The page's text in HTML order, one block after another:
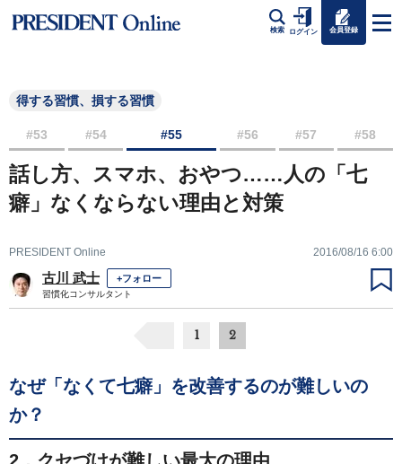
検索 ログイン 会員登録
得する習慣、損する習慣
#53 #54 #55 #56 #57 #58
話し方、スマホ、おやつ……人の「七
癖」なくならない理由と対策
PRESIDENT Online 2016/08/16 6:00
古川 武士 +フォロー
習慣化コンサルタント
1 2
なぜ「なくて七癖」を改善するのが難しいの
か？